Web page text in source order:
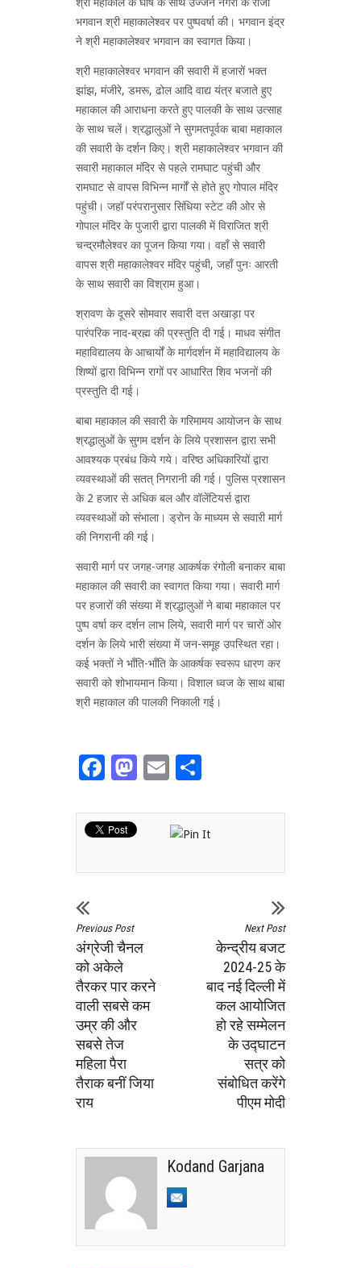
भगवान श्री महाकालेश्वर पर पुष्पवर्षा की। भगवान इंद्र
ने श्री महाकालेश्वर भगवान का स्वागत किया।
श्री महाकालेश्वर भगवान की सवारी में हजारों भक्त
झांझ, मंजीरे, डमरू, ढोल आदि वाद्य यंत्र बजाते हुए
महाकाल की आराधना करते हुए पालकी के साथ उत्साह
के साथ चलें। श्रद्धालुओं ने सुगमतपूर्वक बाबा महाकाल
की सवारी के दर्शन किए। श्री महाकालेश्वर भगवान की
सवारी महाकाल मंदिर से पहले रामघाट पहुंची और
रामघाट से वापस विभिन्न मार्गों से होते हुए गोपाल मंदिर
पहुंची। जहॉ परंपरानुसार सिंधिया स्टेट की ओर से
गोपाल मंदिर के पुजारी द्वारा पालकी में विराजित श्री
चन्द्रमौलेश्वर का पूजन किया गया। वहाँ से सवारी
वापस श्री महाकालेश्वर मंदिर पहुंची, जहाँ पुनः आरती
के साथ सवारी का विश्राम हुआ।
श्रावण के दूसरे सोमवार सवारी दत्त अखाड़ा पर
पारंपरिक नाद-ब्रह्म की प्रस्तुति दी गई। माधव संगीत
महाविद्यालय के आचार्यों के मार्गदर्शन में महाविद्यालय के
शिष्यों द्वारा विभिन्न रागों पर आधारित शिव भजनों की
प्रस्तुति दी गई।
बाबा महाकाल की सवारी के गरिमामय आयोजन के साथ
श्रद्धालुओं के सुगम दर्शन के लिये प्रशासन द्वारा सभी
आवश्यक प्रबंध किये गये। वरिष्ठ अधिकारियों द्वारा
व्यवस्थाओं की सतत् निगरानी की गई। पुलिस प्रशासन
के 2 हजार से अधिक बल और वॉलेंटियर्स द्वारा
व्यवस्थाओं को संभाला। ड्रोन के माध्यम से सवारी मार्ग
की निगरानी की गई।
सवारी मार्ग पर जगह-जगह आकर्षक रंगोली बनाकर बाबा
महाकाल की सवारी का स्वागत किया गया। सवारी मार्ग
पर हजारों की संख्या में श्रद्धालुओं ने बाबा महाकाल पर
पुष्प वर्षा कर दर्शन लाभ लिये, सवारी मार्ग पर चारों ओर
दर्शन के लिये भारी संख्या में जन-समूह उपस्थित रहा।
कई भक्तों ने भाँति-भाँति के आकर्षक स्वरूप धारण कर
सवारी को शोभायमान किया। विशाल ध्वज के साथ बाबा
श्री महाकाल की पालकी निकाली गई।
Facebook
Mastodon
Email
Previous Post
अंग्रेजी चैनल
को अकेले
तैरकर पार करने
वाली सबसे कम
उम्र की और
सबसे तेज
महिला पैरा
तैराक बनीं जिया
राय
Next Post
केन्‍द्रीय बजट
2024-25 के
बाद नई दिल्‍ली में
कल आयोजित
हो रहे सम्मेलन
के उद्घाटन
सत्र को
संबोधित करेंगे
पीएम मोदी
Kodand Garjana